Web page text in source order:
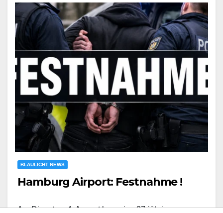
BLAULICHT NEWS
Hamburg Airport: Festnahme !
Am Dienstag, 4. August kam eine 37-jährige